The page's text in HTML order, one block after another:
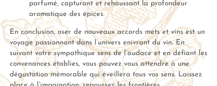
parfumé, capturant et rehaussant la profondeur
aromatique des épices.
En conclusion, oser de nouveaux accords mets et vins est un
voyage passionnant dans l’univers enivrant du vin. En
suivant votre sympathique sens de l’audace et en défiant les
convenances établies, vous pouvez vous attendre à une
dégustation mémorable qui éveillera tous vos sens. Laissez